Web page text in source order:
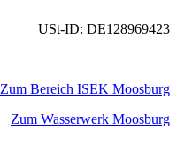
USt-ID: DE128969423
Zum Bereich ISEK Moosburg
Zum Wasserwerk Moosburg